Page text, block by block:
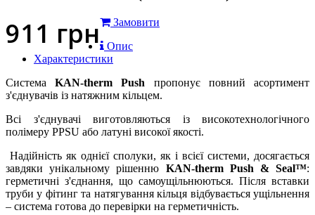
911 грн
Замовити
Опис
Характеристики
СистемаKAN-therm Push пропонує повний асортимент
з'єднувачів із натяжним кільцем.
Всі з'єднувачі виготовляються із високотехнологічного
полімеру PPSU або латуні високої якості.
Надійність як однієї сполуки, як і всієї системи, досягається
завдяки унікальному рішенню KAN-therm Push & Seal™:
герметичні з'єднання, що самоущільнюються. Після вставки
труби у фітинг та натягування кільця відбувається ущільнення
– система готова до перевірки на герметичність.